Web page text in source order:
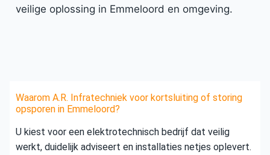
veilige oplossing in Emmeloord en omgeving.
Waarom A.R. Infratechniek voor kortsluiting of storing
opsporen in Emmeloord?
U kiest voor een elektrotechnisch bedrijf dat veilig
werkt, duidelijk adviseert en installaties netjes oplevert.